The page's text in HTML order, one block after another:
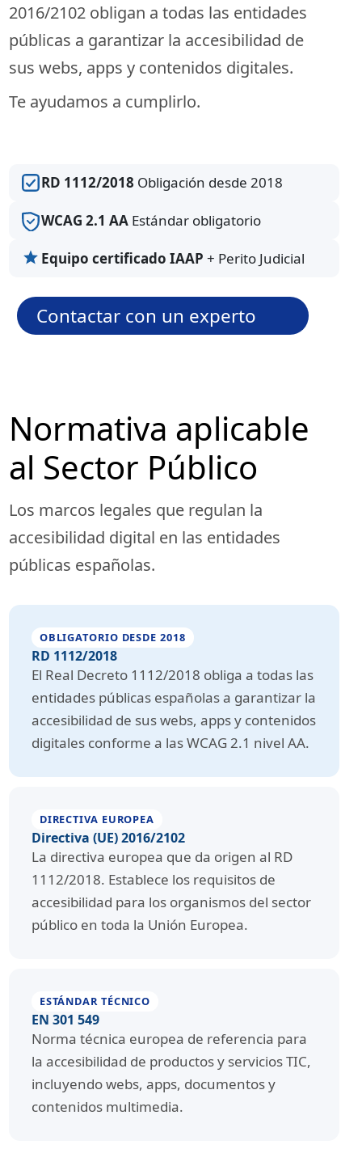
2016/2102 obligan a todas las entidades
públicas a garantizar la accesibilidad de
sus webs, apps y contenidos digitales.
Te ayudamos a cumplirlo.
RD 1112/2018 Obligación desde 2018
WCAG 2.1 AA Estándar obligatorio
Equipo certificado IAAP + Perito Judicial
Contactar con un experto
Normativa aplicable
al Sector Público
Los marcos legales que regulan la
accesibilidad digital en las entidades
públicas españolas.
OBLIGATORIO DESDE 2018
RD 1112/2018
El Real Decreto 1112/2018 obliga a todas las
entidades públicas españolas a garantizar la
accesibilidad de sus webs, apps y contenidos
digitales conforme a las WCAG 2.1 nivel AA.
DIRECTIVA EUROPEA
Directiva (UE) 2016/2102
La directiva europea que da origen al RD
1112/2018. Establece los requisitos de
accesibilidad para los organismos del sector
público en toda la Unión Europea.
ESTÁNDAR TÉCNICO
EN 301 549
Norma técnica europea de referencia para
la accesibilidad de productos y servicios TIC,
incluyendo webs, apps, documentos y
contenidos multimedia.